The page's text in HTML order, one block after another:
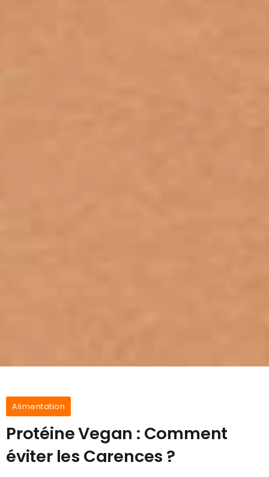
Alimentation
Protéine Vegan : Comment
éviter les Carences ?